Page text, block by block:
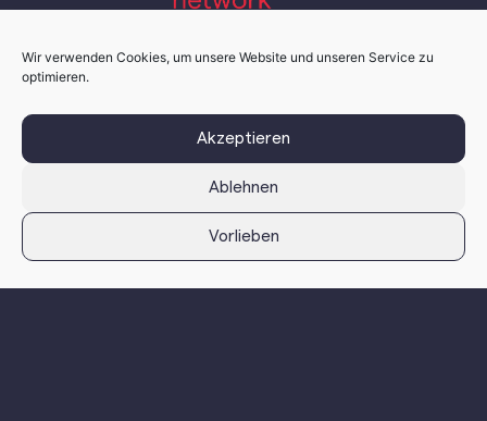
Wir verwenden Cookies, um unsere Website und unseren Service zu
optimieren.
Akzeptieren
Ablehnen
Vorlieben
isn - innovation service network